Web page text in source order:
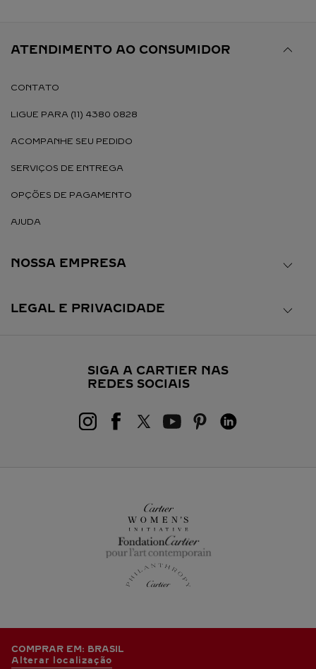
ATENDIMENTO AO CONSUMIDOR
CONTATO
LIGUE PARA (11) 4380 0828
ACOMPANHE SEU PEDIDO
SERVIÇOS DE ENTREGA
OPÇÕES DE PAGAMENTO
AJUDA
NOSSA EMPRESA
LEGAL E PRIVACIDADE
SIGA A CARTIER NAS
REDES SOCIAIS
COMPRAR EM: BRASIL
Alterar localização